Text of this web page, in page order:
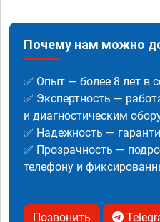
Почему нам можно
✅ Опыт — более 8 лет в
✅ Экспертность —
и диагностическим
✅ Надежность —
✅ Прозрачность —
телефону и
Позвонить